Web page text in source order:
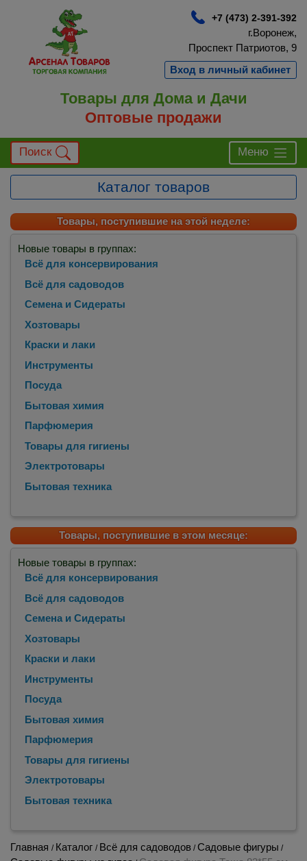
+7 (473) 2-391-392
г.Воронеж,
Проспект Патриотов, 9
Вход в личный кабинет
Товары для Дома и Дачи
Оптовые продажи
Поиск Меню
Каталог товаров
Товары, поступившие на этой неделе:
Новые товары в группах:
Всё для консервирования
Всё для садоводов
Семена и Сидераты
Хозтовары
Краски и лаки
Инструменты
Посуда
Бытовая химия
Парфюмерия
Товары для гигиены
Электротовары
Бытовая техника
Товары, поступившие в этом месяце:
Новые товары в группах:
Всё для консервирования
Всё для садоводов
Семена и Сидераты
Хозтовары
Краски и лаки
Инструменты
Посуда
Бытовая химия
Парфюмерия
Товары для гигиены
Электротовары
Бытовая техника
Главная / Каталог / Всё для садоводов /Садовые фигуры /